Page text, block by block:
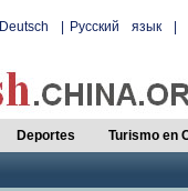
Deutsch Русский язык|
Deportes Turismo en